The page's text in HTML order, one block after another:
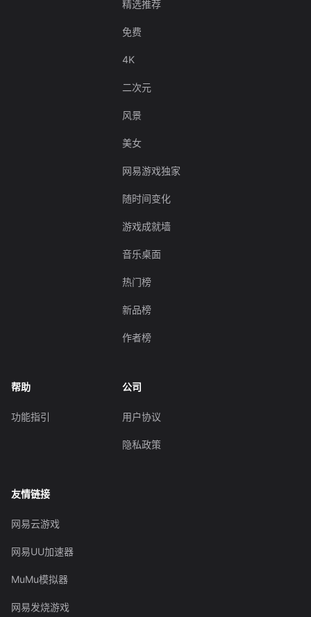
精选推荐
免费
4K
二次元
风景
美女
网易游戏独家
随时间变化
游戏成就墙
音乐桌面
热门榜
新品榜
作者榜
帮助
功能指引
公司
用户协议
隐私政策
友情链接
网易云游戏
网易UU加速器
MuMu模拟器
网易发烧游戏